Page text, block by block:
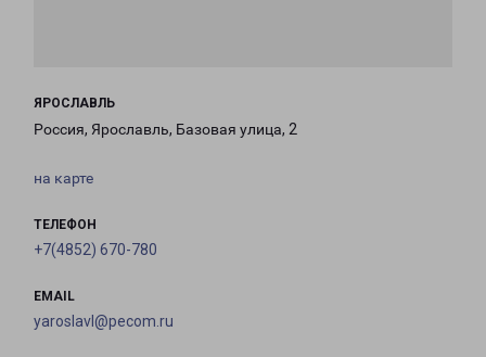
ЯРОСЛАВЛЬ
Россия, Ярославль, Базовая улица, 2
на карте
ТЕЛЕФОН
+7(4852) 670-780
EMAIL
yaroslavl@pecom.ru